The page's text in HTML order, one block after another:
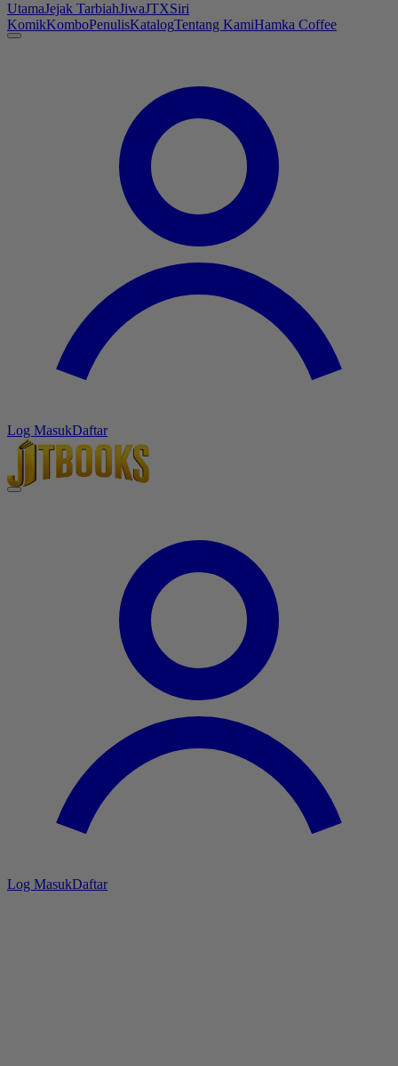
UtamaJejak TarbiahJiwaJTXSiri
KomikKomboPenulisKatalogTentang KamiHamka Coffee
Log MasukDaftar
Log MasukDaftar